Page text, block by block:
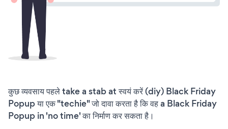
कुछ व्यवसाय पहले take a stab at स्वयं करें (diy) Black Friday
Popup या एक "techie" जो दावा करता है कि वह a Black Friday
Popup in 'no time' का निर्माण कर सकता है।